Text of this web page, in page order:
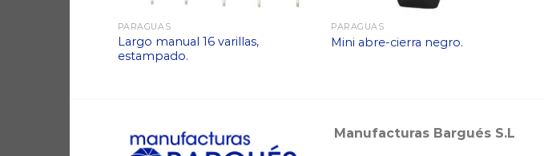
PARAGUAS
Largo manual 16 varillas,
estampado.
PARAGUAS
Mini abre-cierra negro.
Manufacturas Bargués S.L